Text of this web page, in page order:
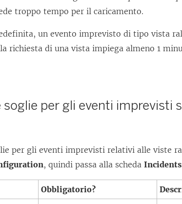
troppo tempo per il caricamento.
un evento imprevisto di tipo vista
richiesta di una vista impiega almeno 1
per gli eventi imprevisti
per gli eventi imprevisti relativi alle viste
, quindi passa alla schedaIncidents
Obbligatorio?